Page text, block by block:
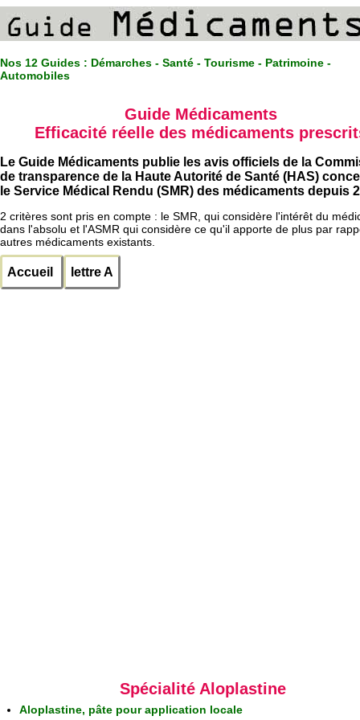
Nos 12 Guides : Démarches - Santé - Tourisme - Patrimoine -
Automobiles
Guide Médicaments
Efficacité réelle des médicaments
Le Guide Médicaments publie les avis officiels de la
de transparence de la Haute Autorité de Santé (HAS)
le Service Médical Rendu (SMR) des médicaments depuis
2 critères sont pris en compte : le SMR, qui considère l'intérêt du
dans l'absolu et l'ASMR qui considère ce qu'il apporte de plus par
autres médicaments existants.
Accueil lettre A
Spécialité Aloplastine
Aloplastine, pâte pour application locale